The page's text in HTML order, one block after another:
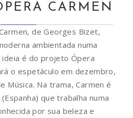
CARMEN
de Georges Bizet,
ambientada numa
é do projeto Ópera
o espetáculo em dezembro,
Música. Na trama, Carmen é
que trabalha numa
por sua beleza e